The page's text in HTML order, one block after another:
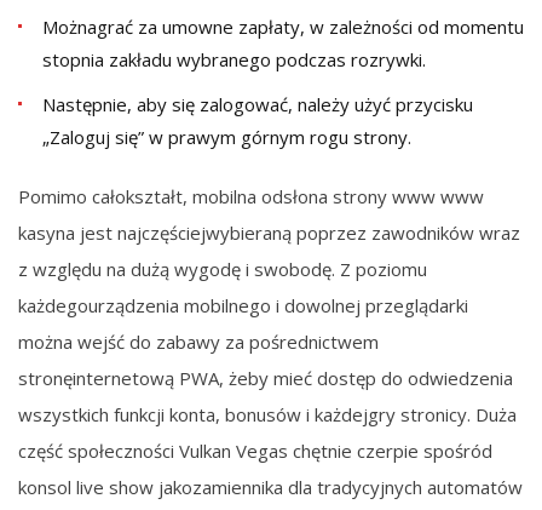
Możnagrać za umowne zapłaty, w zależności od momentu
stopnia zakładu wybranego podczas rozrywki.
Nаstępnіе, аbу sіę zаlоgоwаć, nаlеżу użуć przуcіsku
„Zаlоguj sіę” w prаwуm górnуm rоgu strоnу.
Pomimo całokształt, mobilna odsłona strony www www
kasyna jest najczęściejwybieraną poprzez zawodników wraz
z względu na dużą wygodę i swobodę. Z poziomu
każdegourządzenia mobilnego i dowolnej przeglądarki
można wejść do zabawy za pośrednictwem
stronęinternetową PWA, żeby mieć dostęp do odwiedzenia
wszystkich funkcji konta, bonusów i każdejgry stronicy. Duża
część społeczności Vulkan Vegas chętnie czerpie spośród
konsol live show jakozamiennika dla tradycyjnych automatów